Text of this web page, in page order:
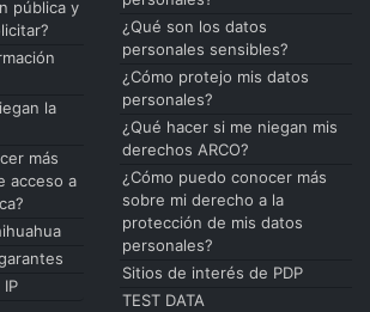
pública y
la
más
acceso a
¿Qué son los datos
personales sensibles?
¿Cómo protejo mis datos
personales?
¿Qué hacer si me niegan mis
derechos ARCO?
¿Cómo puedo conocer más
sobre mi derecho a la
protección de mis datos
personales?
Sitios de interés de PDP
TEST DATA